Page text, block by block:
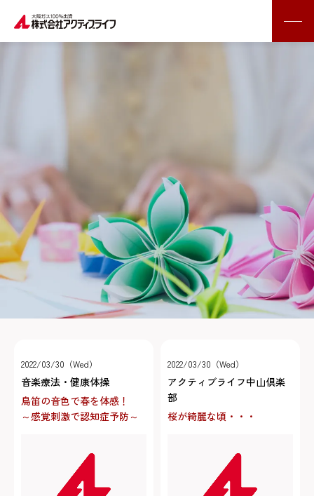
2022/03/30（Wed）
音楽療法・健康体操
鳥笛の音色で春を体感！
～感覚刺激で認知症予防～
2022/03/30（Wed）
アクティブライフ中山倶楽
部
桜が綺麗な頃・・・